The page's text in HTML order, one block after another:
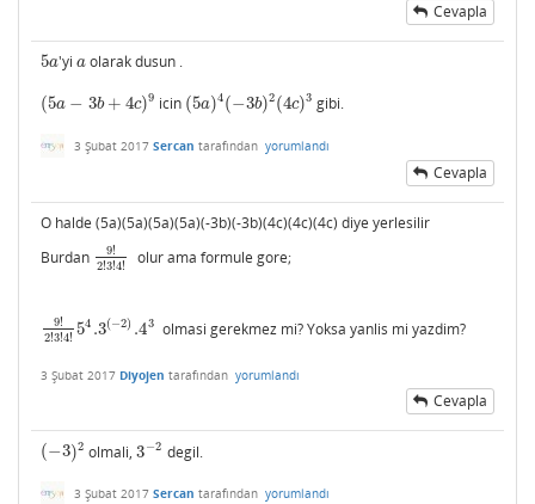
Cevapla
5a
5a'yia
a olarak dusun .
(5a − 3b + 4c)9
(5a− 3b +4c)9 icin (5a)4(−3b)2(4c)3
(5a)4(−3b)2(4c)3 gibi.
3 Şubat 2017 Sercan tarafından yorumlandı
Cevapla
O halde (5a)(5a)(5a)(5a)(-3b)(-3b)(4c)(4c)(4c) diye yerlesilir
Burdan
9!
2!3!4!
9!2!3! !olur ama formule gore;
9!
2!3!4! 54 .3(−2) .43
9!2!3!4!54.3(− 2).4 3olmasi gerekmez mi? Yoksa yanlis mi yazdim?
3 Şubat 2017 Diyojen tarafından yorumlandı
Cevapla
(−3)2
(−3)2 olmali,3−2
3−2 degil.
3 Şubat 2017 Sercan tarafından yorumlandı